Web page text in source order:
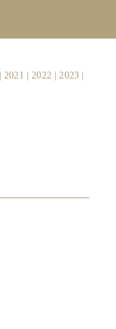
2021 |2022 |2023